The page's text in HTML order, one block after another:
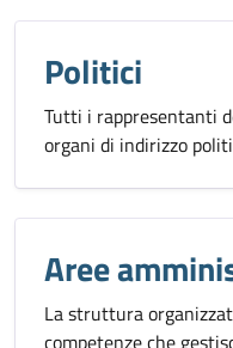
Politici
Tutti i rappresentanti
organi di indirizzo
Aree
La struttura
competenze che